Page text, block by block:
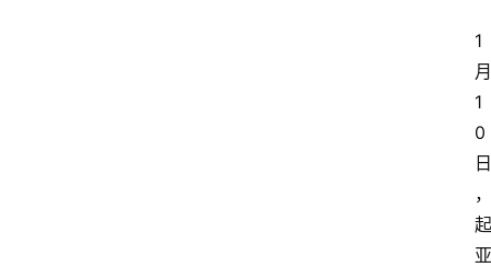
1
月
1
0
日
，
起
亚